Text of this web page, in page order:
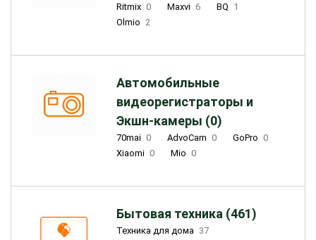
Ritmix 0 Maxvi 6 BQ 1
Olmio 2
Автомобильные
видеорегистраторы и
Экшн-камеры (0)
70mai 0 AdvoCam 0 GoPro 0
Xiaomi 0 Mio 0
Бытовая техника (461)
Техника для дома 37